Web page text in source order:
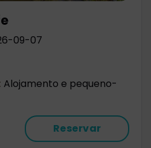
09-07
Alojamento e pequeno-
Reservar